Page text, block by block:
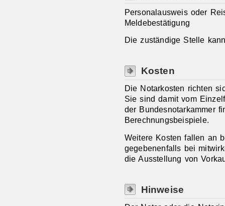
Personalausweis oder
Meldebestätigung
Die zuständige Stelle
Kosten
Die Notarkosten richten
Sie sind damit vom
der Bundesnotarkammer
Berechnungsbeispiele.
Weitere Kosten fallen an
gegebenenfalls bei
die Ausstellung von
Hinweise